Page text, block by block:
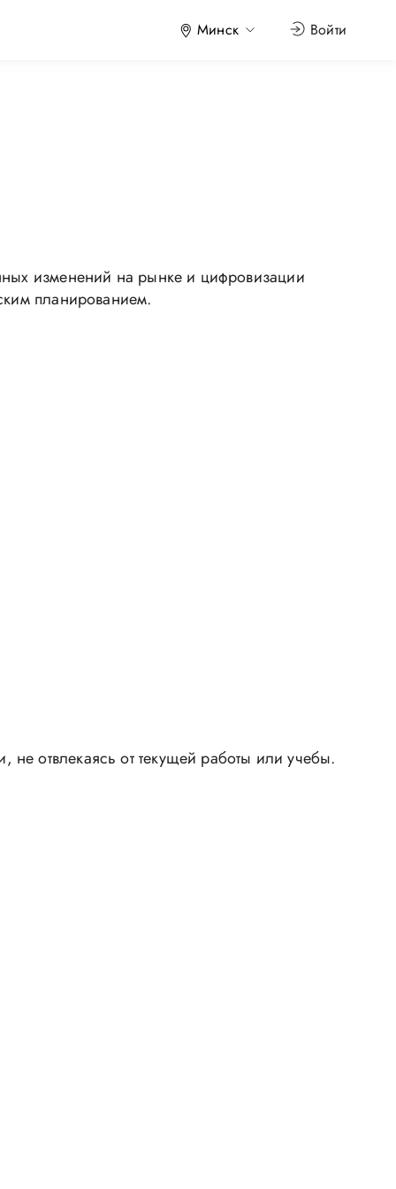
Минск Войти
изменений на рынке и цифровизации
планированием.
отвлекаясь от текущей работы или учебы.